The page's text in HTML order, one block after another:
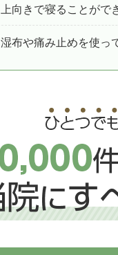
上向きで寝ることが
湿布や痛み止めを使っ